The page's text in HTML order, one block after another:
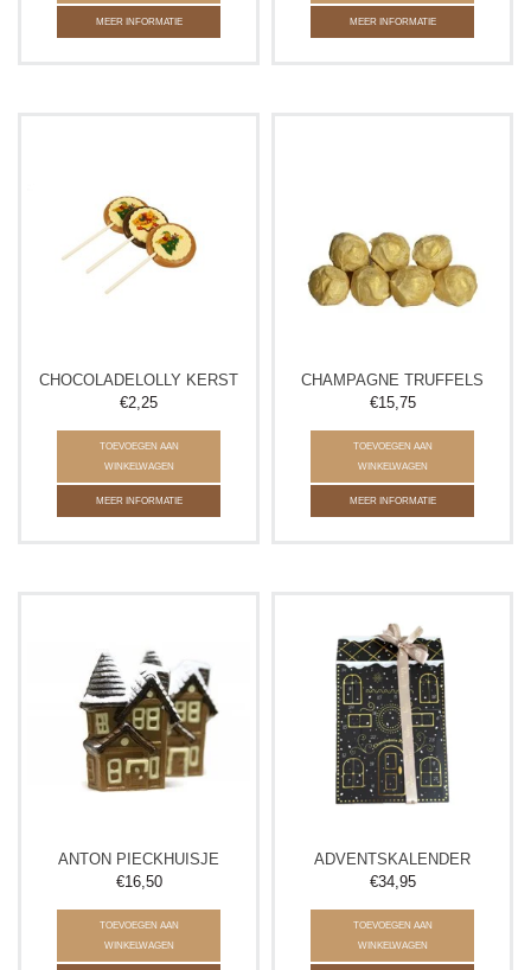
MEER INFORMATIE MEER INFORMATIE
CHOCOLADELOLLY KERST
€2,25
TOEVOEGEN AAN
WINKELWAGEN
MEER INFORMATIE
CHAMPAGNE TRUFFELS
€15,75
TOEVOEGEN AAN
WINKELWAGEN
MEER INFORMATIE
ANTON PIECKHUISJE
€16,50
TOEVOEGEN AAN
WINKELWAGEN
ADVENTSKALENDER
€34,95
TOEVOEGEN AAN
WINKELWAGEN